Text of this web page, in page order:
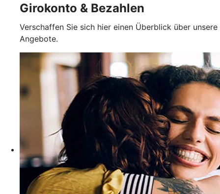
Girokonto & Bezahlen
Verschaffen Sie sich hier einen Überblick über unsere
Angebote.